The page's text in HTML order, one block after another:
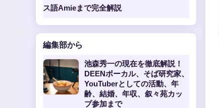
ス語Amieまで完全解説
編集部から
池森秀一の現在を徹底解説！
DEENボーカル、そば研究家、
YouTuberとしての活動、年
齢、結婚、年収、叙々苑カッ
プ参加まで